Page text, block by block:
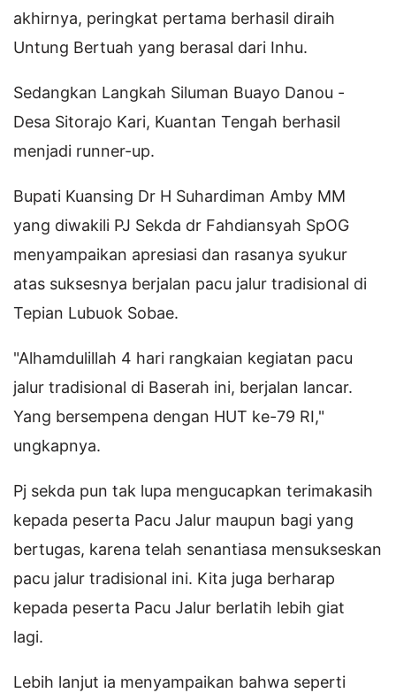
akhirnya, peringkat pertama berhasil diraih
Untung Bertuah yang berasal dari Inhu.
Sedangkan Langkah Siluman Buayo Danou -
Desa Sitorajo Kari, Kuantan Tengah berhasil
menjadi runner-up.
Bupati Kuansing Dr H Suhardiman Amby MM
yang diwakili PJ Sekda dr Fahdiansyah SpOG
menyampaikan apresiasi dan rasanya syukur
atas suksesnya berjalan pacu jalur tradisional di
Tepian Lubuok Sobae.
"Alhamdulillah 4 hari rangkaian kegiatan pacu
jalur tradisional di Baserah ini, berjalan lancar.
Yang bersempena dengan HUT ke-79 RI,"
ungkapnya.
Pj sekda pun tak lupa mengucapkan terimakasih
kepada peserta Pacu Jalur maupun bagi yang
bertugas, karena telah senantiasa mensukseskan
pacu jalur tradisional ini. Kita juga berharap
kepada peserta Pacu Jalur berlatih lebih giat
lagi.
Lebih lanjut ia menyampaikan bahwa seperti